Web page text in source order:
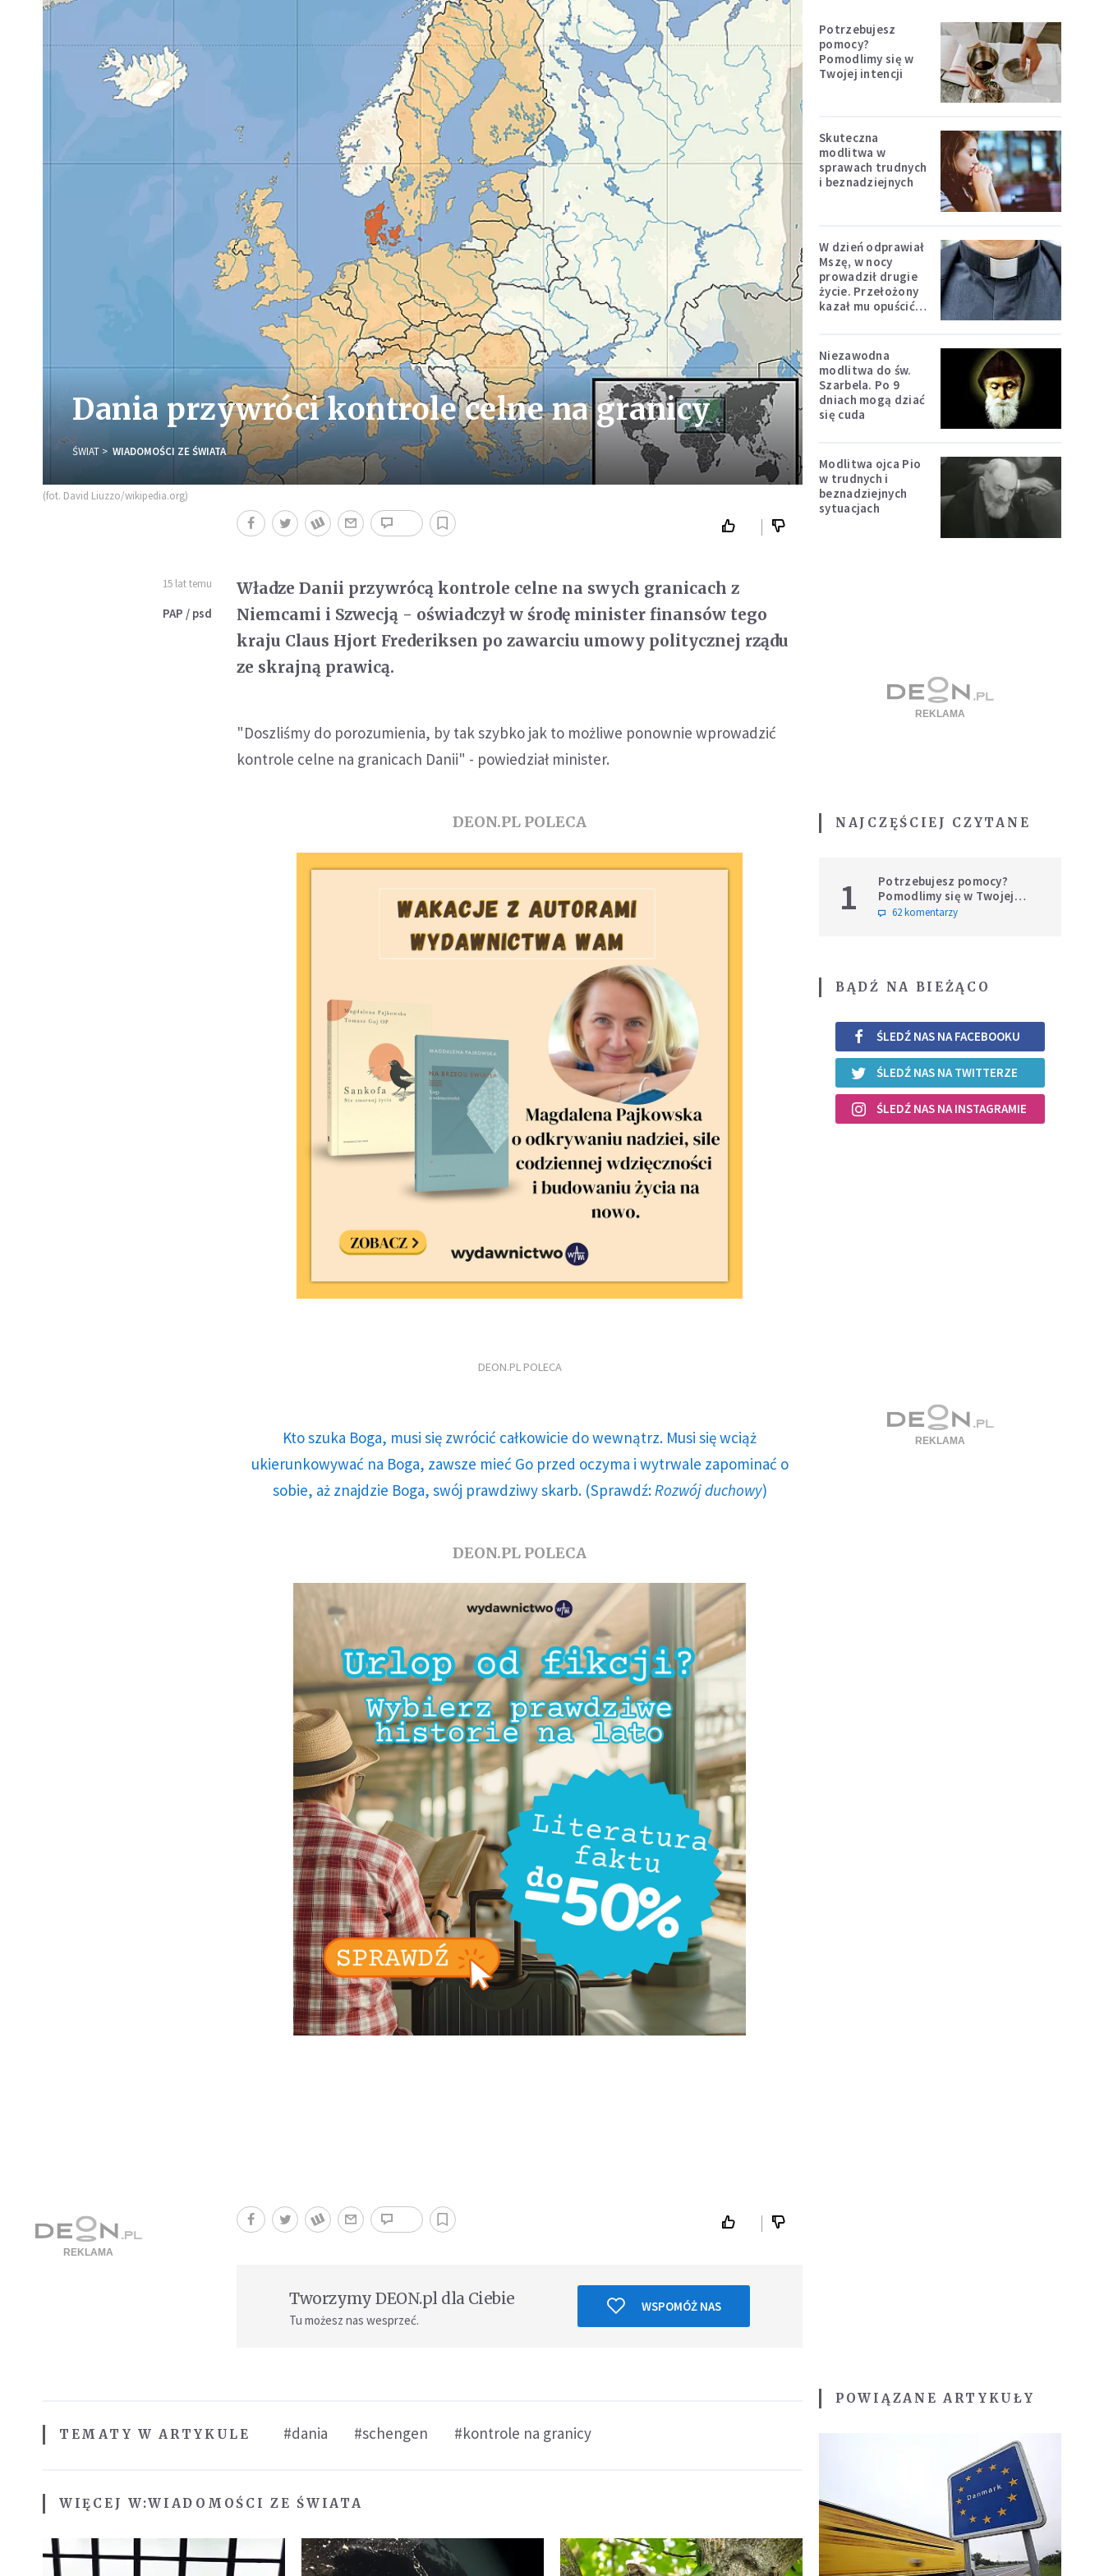
Dania przywróci kontrole celne na granicy
ŚWIAT WIADOMOŚCI ZE ŚWIATA
(fot. David Liuzzo/wikipedia.org)
15 lat temu
PAP / psd
Władze Danii przywrócą kontrole celne na swych granicach z
Niemcami i Szwecją - oświadczył w środę minister finansów tego
kraju Claus Hjort Frederiksen po zawarciu umowy politycznej rządu
ze skrajną prawicą.
"Doszliśmy do porozumienia, by tak szybko jak to możliwe ponownie wprowadzić
kontrole celne na granicach Danii" - powiedział minister.
DEON.PL POLECA
DEON.PL POLECA
Kto szuka Boga, musi się zwrócić całkowicie do wewnątrz. Musi się wciąż
ukierunkowywać na Boga, zawsze mieć Go przed oczyma i wytrwale zapominać o
sobie, aż znajdzie Boga, swój prawdziwy skarb. (Sprawdź: Rozwój duchowy)
DEON.PL POLECA
Tworzymy DEON.pl dla Ciebie
Tu możesz nas wesprzeć.
WSPOMÓŻ NAS
TEMATY W ARTYKULE #dania #schengen #kontrole na granicy
WIĘCEJ W:WIADOMOŚCI ZE ŚWIATA
Potrzebujesz
pomocy?
Pomodlimy się w
Twojej intencji
Skuteczna
modlitwa w
sprawach trudnych
i beznadziejnych
W dzień odprawiał
Mszę, w nocy
prowadził drugie
życie. Przełożony
kazał mu opuścić
Niezawodna
modlitwa do św.
Szarbela. Po 9
dniach mogą dziać
się cuda
Modlitwa ojca Pio
w trudnych i
beznadziejnych
sytuacjach
NAJCZĘŚCIEJ CZYTANE
1
Potrzebujesz pomocy?
Pomodlimy się w Twojej
intencji
62 komentarzy
BĄDŹ NA BIEŻĄCO
ŚLEDŹ NAS NA FACEBOOKU
ŚLEDŹ NAS NA TWITTERZE
ŚLEDŹ NAS NA INSTAGRAMIE
POWIĄZANE ARTYKUŁY